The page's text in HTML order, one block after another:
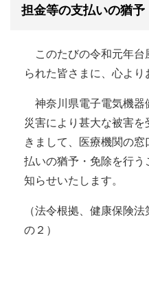
担金等の支払いの猶
このたびの令和元年台
られた皆さまに、心より
神奈川県電子電気機器
災害により甚大な被害
きまして、医療機関の
払いの猶予・免除を行
知らせいたします。
（法令根拠、健康保険
の２）